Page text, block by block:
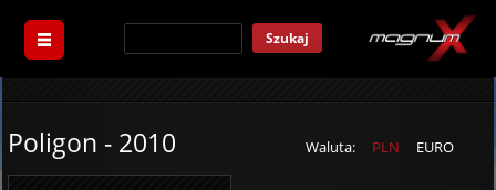
Szukaj
Waluta: PLN EURO
Poligon - 2010